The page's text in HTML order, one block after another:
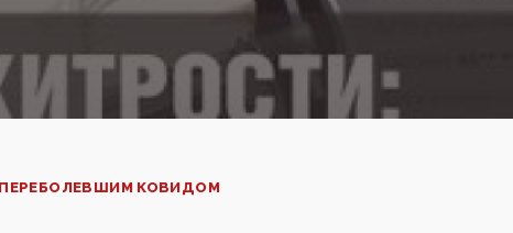
КОВИДОМ